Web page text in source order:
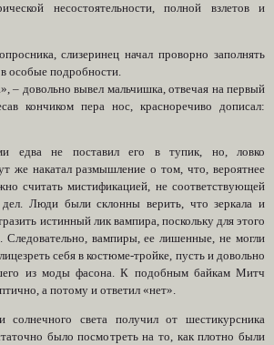
несостоятельности, полной взлетов и
слизеринец начал проворно заполнять
особые подробности.
– довольно вывел мальчишка, отвечая на первый
кончиком пера нос, красноречиво дописал:
едва не поставил его в тупик, но, ловко
же накатал размышление о том, что, вероятнее
считать мистификацией, не соответствующей
Люди были склонны верить, что зеркала и
истинный лик вампира, поскольку для этого
вампиры, ее лишенные, не могли
себя в костюме-тройке, пусть и довольно
из моды фасона. К подобным байкам Митч
а потому и ответил «нет».
света получил от шестикурсника
было посмотреть на то, как плотно были